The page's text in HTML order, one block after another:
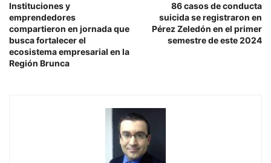
Instituciones y
emprendedores
compartieron en jornada que
busca fortalecer el
ecosistema empresarial en la
Región Brunca
86 casos de conducta
suicida se registraron en
Pérez Zeledón en el primer
semestre de este 2024